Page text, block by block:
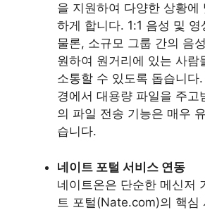
을 지원하여 다양한 상황에
하게 합니다. 1:1 음성 및 영
물론, 소규모 그룹 간의 음
원하여 원거리에 있는 사람
소통할 수 있도록 돕습니다
경에서 대용량 파일을 주고
의 파일 전송 기능은 매우
습니다.
네이트 포털 서비스 연동
네이트온은 단순한 메신저
트 포털(Nate.com)의 핵심